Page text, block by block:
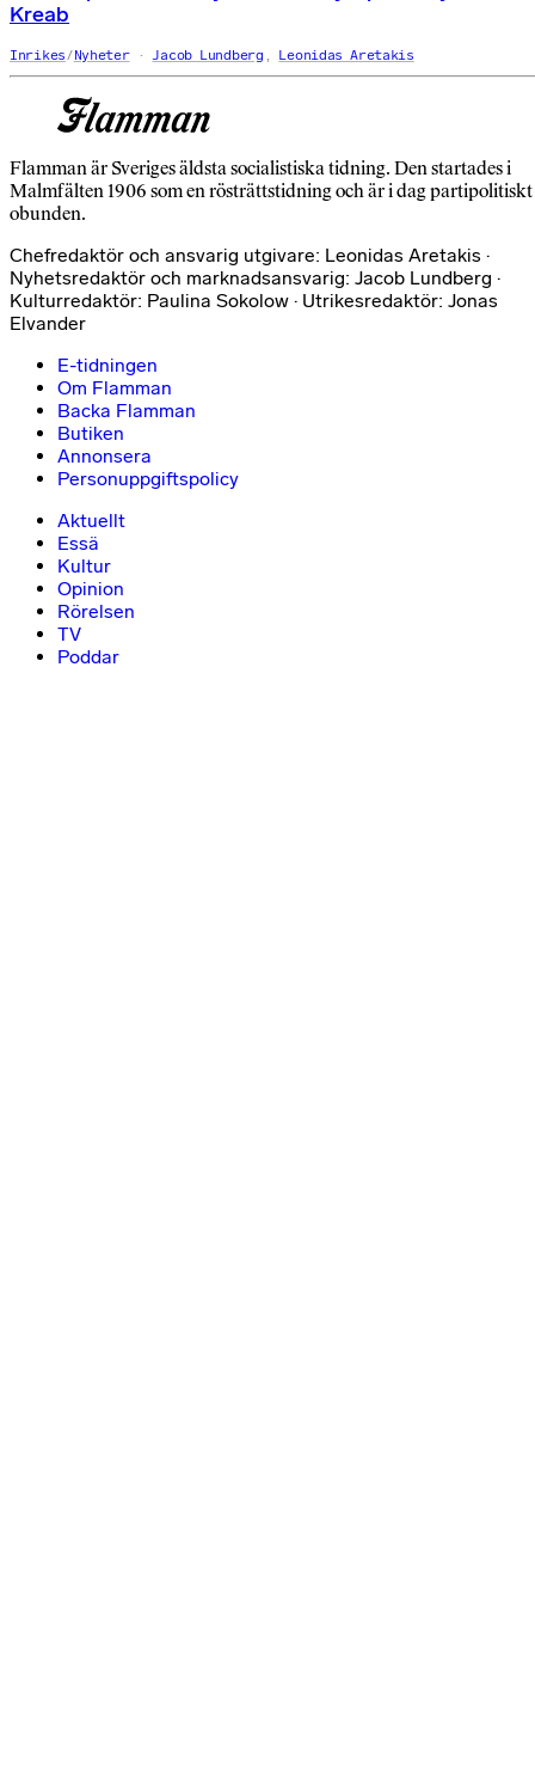
Kreab
Inrikes/Nyheter Jacob Lundberg , Leonidas Aretakis
Flamman är Sveriges äldsta socialistiska tidning. Den startades i
Malmfälten 1906 som en rösträttstidning och är i dag partipolitiskt
obunden.
Chefredaktör och ansvarig utgivare: Leonidas Aretakis ·
Nyhetsredaktör och marknadsansvarig: Jacob Lundberg ·
Kulturredaktör: Paulina Sokolow · Utrikesredaktör: Jonas
Elvander
E-tidningen
Om Flamman
Backa Flamman
Butiken
Annonsera
Personuppgiftspolicy
Aktuellt
Essä
Kultur
Opinion
Rörelsen
TV
Poddar